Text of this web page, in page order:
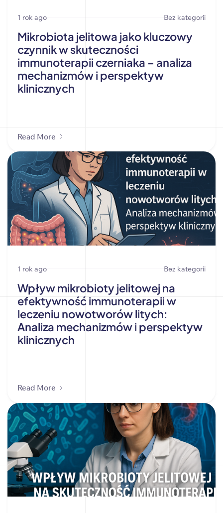
1 rok ago Bez kategorii
Mikrobiota jelitowa jako kluczowy
czynnik w skuteczności
immunoterapii czerniaka – analiza
mechanizmów i perspektyw
klinicznych
Read More
1 rok ago Bez kategorii
Wpływ mikrobioty jelitowej na
efektywność immunoterapii w
leczeniu nowotworów litych:
Analiza mechanizmów i perspektyw
klinicznych
Read More